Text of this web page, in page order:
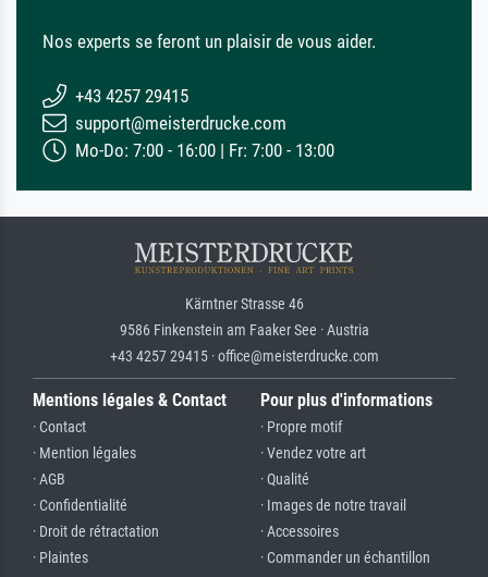
Nos experts se feront un plaisir de vous aider.
+43 4257 29415
support@meisterdrucke.com
Mo-Do: 7:00 - 16:00 | Fr: 7:00 - 13:00
Kärntner Strasse 46
9586 Finkenstein am Faaker See · Austria
+43 4257 29415 · office@meisterdrucke.com
Mentions légales & Contact
· Contact
· Mention légales
· AGB
· Confidentialité
· Droit de rétractation
· Plaintes
Pour plus d'informations
· Propre motif
· Vendez votre art
· Qualité
· Images de notre travail
· Accessoires
· Commander un échantillon